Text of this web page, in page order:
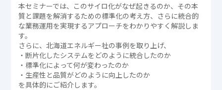
本セミナーでは、このサイロ化がなぜ起きるのか、その本
質と課題を解消するための標準化の考え方、さらに統合的
な業務運用を実現するアプローチをわかりやすく解説しま
す。
さらに、北海道エネルギー社の事例を取り上げ、
・断片化したシステムをどのように統合したのか
・標準化によって何が変わったのか
・生産性と品質がどのように向上したのか
を具体的にご紹介します。